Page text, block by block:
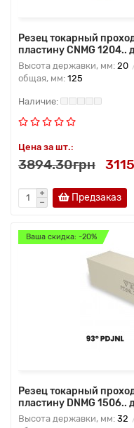
Резец токарный
пластину CNMG 1204..
Высота державки, мм: 20
общая, мм: 125
Цена за шт.:
3894.30грн
Предзаказ
Ваша скидка: -20%
Резец токарный
пластину DNMG 1506..
Высота державки, мм: 32